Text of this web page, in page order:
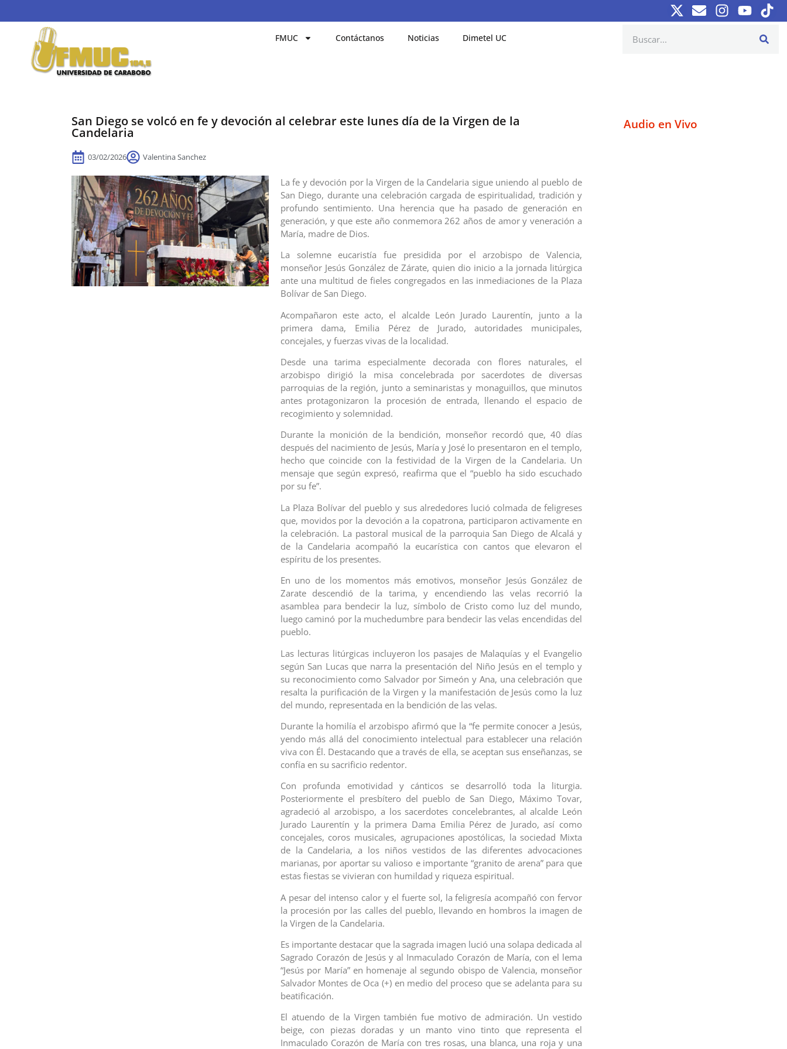
FMUC Contáctanos Noticias Dimetel UC
San Diego se volcó en fe y devoción al celebrar este lunes día de la Virgen de la
Candelaria
03/02/2026 Valentina Sanchez
La fe y devoción por la Virgen de la Candelaria sigue uniendo al pueblo de
San Diego, durante una celebración cargada de espiritualidad, tradición y
profundo sentimiento. Una herencia que ha pasado de generación en
generación, y que este año conmemora 262 años de amor y veneración a
María, madre de Dios.
La solemne eucaristía fue presidida por el arzobispo de Valencia,
monseñor Jesús González de Zárate, quien dio inicio a la jornada litúrgica
ante una multitud de fieles congregados en las inmediaciones de la Plaza
Bolívar de San Diego.
Acompañaron este acto, el alcalde León Jurado Laurentín, junto a la
primera dama, Emilia Pérez de Jurado, autoridades municipales,
concejales, y fuerzas vivas de la localidad.
Desde una tarima especialmente decorada con flores naturales, el
arzobispo dirigió la misa concelebrada por sacerdotes de diversas
parroquias de la región, junto a seminaristas y monaguillos, que minutos
antes protagonizaron la procesión de entrada, llenando el espacio de
recogimiento y solemnidad.
Durante la monición de la bendición, monseñor recordó que, 40 días
después del nacimiento de Jesús, María y José lo presentaron en el templo,
hecho que coincide con la festividad de la Virgen de la Candelaria. Un
mensaje que según expresó, reafirma que el “pueblo ha sido escuchado
por su fe”.
La Plaza Bolívar del pueblo y sus alrededores lució colmada de feligreses
que, movidos por la devoción a la copatrona, participaron activamente en
la celebración. La pastoral musical de la parroquia San Diego de Alcalá y
de la Candelaria acompañó la eucarística con cantos que elevaron el
espíritu de los presentes.
En uno de los momentos más emotivos, monseñor Jesús González de
Zarate descendió de la tarima, y encendiendo las velas recorrió la
asamblea para bendecir la luz, símbolo de Cristo como luz del mundo,
luego caminó por la muchedumbre para bendecir las velas encendidas del
pueblo.
Las lecturas litúrgicas incluyeron los pasajes de Malaquías y el Evangelio
según San Lucas que narra la presentación del Niño Jesús en el templo y
su reconocimiento como Salvador por Simeón y Ana, una celebración que
resalta la purificación de la Virgen y la manifestación de Jesús como la luz
del mundo, representada en la bendición de las velas.
Durante la homilía el arzobispo afirmó que la “fe permite conocer a Jesús,
yendo más allá del conocimiento intelectual para establecer una relación
viva con Él. Destacando que a través de ella, se aceptan sus enseñanzas, se
confía en su sacrificio redentor.
Con profunda emotividad y cánticos se desarrolló toda la liturgia.
Posteriormente el presbítero del pueblo de San Diego, Máximo Tovar,
agradeció al arzobispo, a los sacerdotes concelebrantes, al alcalde León
Jurado Laurentín y la primera Dama Emilia Pérez de Jurado, así como
concejales, coros musicales, agrupaciones apostólicas, la sociedad Mixta
de la Candelaria, a los niños vestidos de las diferentes advocaciones
marianas, por aportar su valioso e importante “granito de arena” para que
estas fiestas se vivieran con humildad y riqueza espiritual.
A pesar del intenso calor y el fuerte sol, la feligresía acompañó con fervor
la procesión por las calles del pueblo, llevando en hombros la imagen de
la Virgen de la Candelaria.
Es importante destacar que la sagrada imagen lució una solapa dedicada al
Sagrado Corazón de Jesús y al Inmaculado Corazón de María, con el lema
“Jesús por María” en homenaje al segundo obispo de Valencia, monseñor
Salvador Montes de Oca (+) en medio del proceso que se adelanta para su
beatificación.
El atuendo de la Virgen también fue motivo de admiración. Un vestido
beige, con piezas doradas y un manto vino tinto que representa el
Inmaculado Corazón de María con tres rosas, una blanca, una roja y una
Audio en Vivo